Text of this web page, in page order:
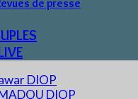
de presse
DIOP
DIOP